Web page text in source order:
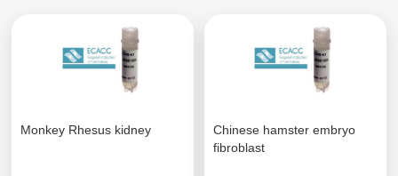
Monkey Rhesus kidney
Chinese hamster embryo
fibroblast